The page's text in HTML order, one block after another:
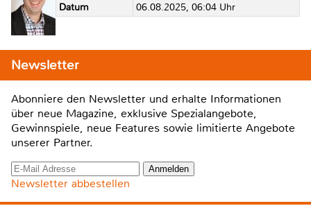
Datum
06.08.2025, 06:04 Uhr
Newsletter
Abonniere den Newsletter und erhalte Informationen
über neue Magazine, exklusive Spezialangebote,
Gewinnspiele, neue Features sowie limitierte Angebote
unserer Partner.
Newsletter abbestellen